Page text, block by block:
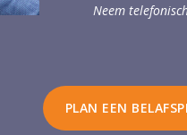
Neem
PLAN EEN